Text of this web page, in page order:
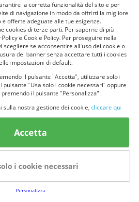
| All Rights Reserved.
Alimenti e bevande
Animali
la corretta funzionalità del sito e per
di navigazione in modo da offrirti la migliore
offerte adeguate alle tue esigenze.
cookies di terze parti. Per saperne di più
e Cookie Policy. Per proseguire nella
scegliere se acconsentire all'uso dei cookie o
del banner senza accettare tutti i cookies
impostazioni di default.
il pulsante "Accetta", utilizzare solo i
pulsante "Usa solo i cookie necessari" oppure
il pulsante "Personalizza".
nostra gestione dei cookie, cliccare qui
Accetta
i cookie necessari
Personalizza